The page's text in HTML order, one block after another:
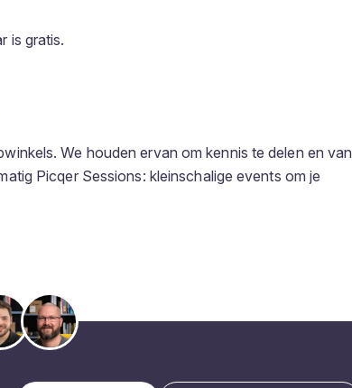
is gratis.
We houden ervan om kennis te delen en van
Picqer Sessions: kleinschalige events om je